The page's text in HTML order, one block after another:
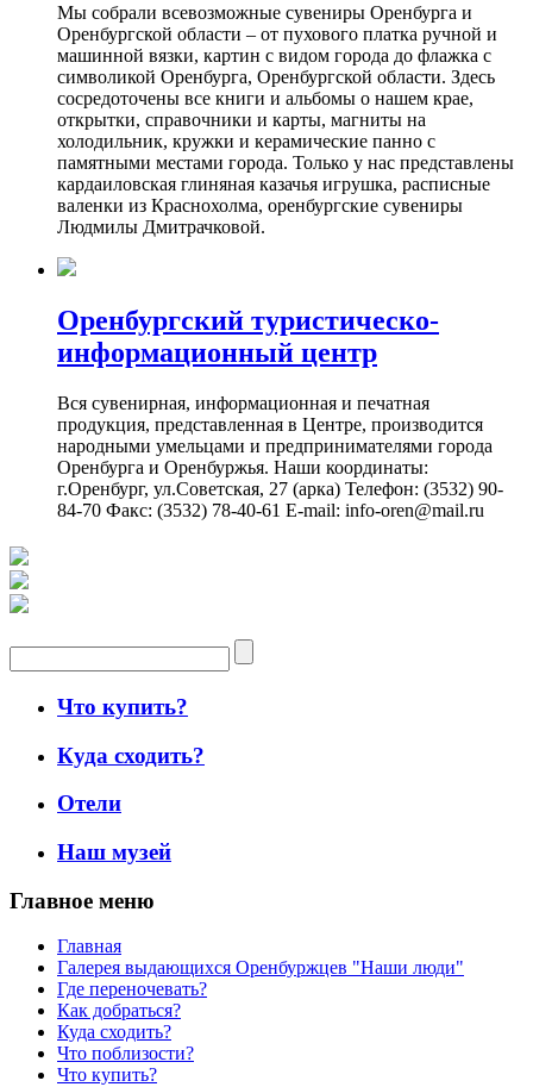
Мы собрали всевозможные сувениры Оренбурга и
Оренбургской области – от пухового платка ручной и
машинной вязки, картин с видом города до флажка с
символикой Оренбурга, Оренбургской области. Здесь
сосредоточены все книги и альбомы о нашем крае,
открытки, справочники и карты, магниты на
холодильник, кружки и керамические панно с
памятными местами города. Только у нас представлены
кардаиловская глиняная казачья игрушка, расписные
валенки из Краснохолма, оренбургские сувениры
Людмилы Дмитрачковой.
Оренбургский туристическо-
информационный центр
Вся сувенирная, информационная и печатная
продукция, представленная в Центре, производится
народными умельцами и предпринимателями города
Оренбурга и Оренбуржья. Наши координаты:
г.Оренбург, ул.Советская, 27 (арка) Телефон: (3532) 90-
84-70 Факс: (3532) 78-40-61 E-mail: info-oren@mail.ru
Что купить?
Куда сходить?
Отели
Наш музей
Главное меню
Главная
Галерея выдающихся Оренбуржцев "Наши люди"
Где переночевать?
Как добраться?
Куда сходить?
Что поблизости?
Что купить?